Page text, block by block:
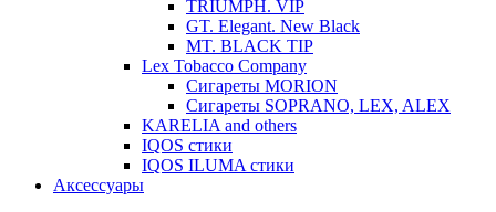
TRIUMPH. VIP
GT. Elegant. New Black
MT. BLACK TIP
Lex Tobacco Company
Сигареты MORION
Сигареты SOPRANO, LEX, ALEX
KARELIA and others
IQOS стики
IQOS ILUMA стики
Аксессуары